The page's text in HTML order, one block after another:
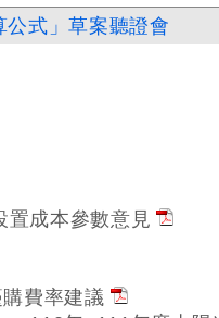
式」草案聽證會
置成本參數意見
費率建議